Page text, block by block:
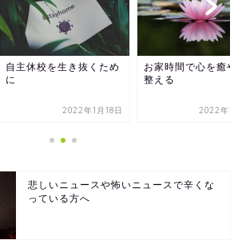
自主休校を生き抜くため
に
2022年1月18日
お家時間で心を癒や
整える
2022年1
悲しいニュースや怖いニュースで辛くな
っている方へ